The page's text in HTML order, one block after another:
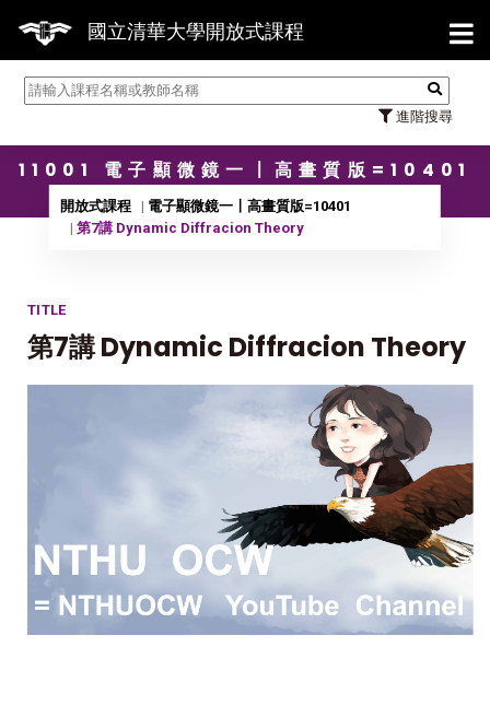
國立清華大學開放式課程
進階搜尋
【
11001 電子顯微鏡一〡高畫質版=10401
開放式課程
電子顯微鏡一〡高畫質版=10401
第7講 Dynamic Diffracion Theory
TITLE
第7講 Dynamic Diffracion Theory